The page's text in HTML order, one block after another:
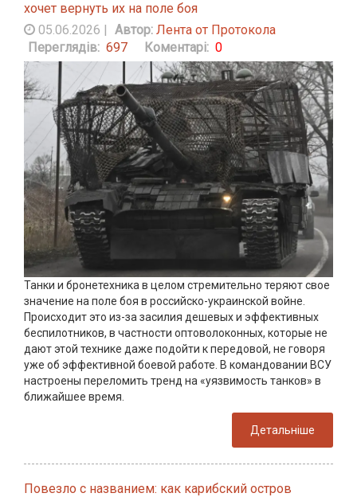
хочет вернуть их на поле боя
05.06.2026 | Автор: Лента от Протокола
Переглядів: 697 Коментарі: 0
Танки и бронетехника в целом стремительно теряют свое
значение на поле боя в российско-украинской войне.
Происходит это из-за засилия дешевых и эффективных
беспилотников, в частности оптоволоконных, которые не
дают этой технике даже подойти к передовой, не говоря
уже об эффективной боевой работе. В командовании ВСУ
настроены переломить тренд на «уязвимость танков» в
ближайшее время.
Детальніше
Повезло с названием: как карибский остров